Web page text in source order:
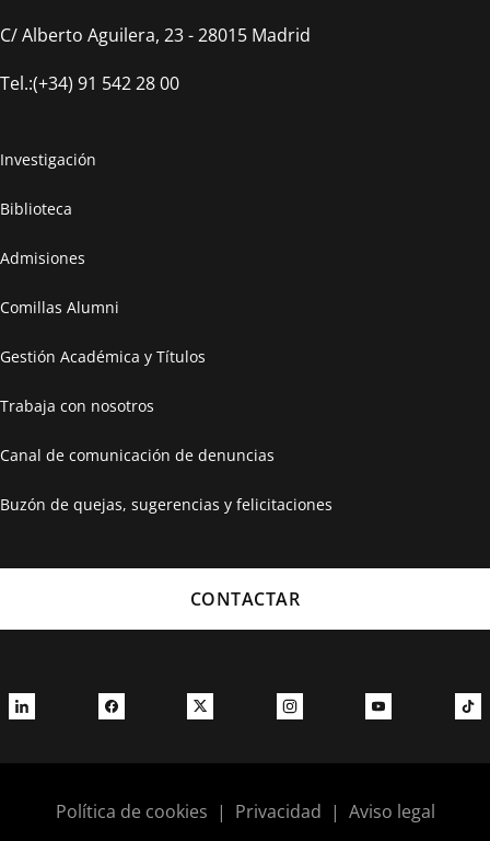
C/ Alberto Aguilera, 23 - 28015 Madrid
Tel.:(+34) 91 542 28 00
Investigación
Biblioteca
Admisiones
Comillas Alumni
Gestión Académica y Títulos
Trabaja con nosotros
Canal de comunicación de denuncias
Buzón de quejas, sugerencias y felicitaciones
CONTACTAR
Política de cookies | Privacidad | Aviso legal